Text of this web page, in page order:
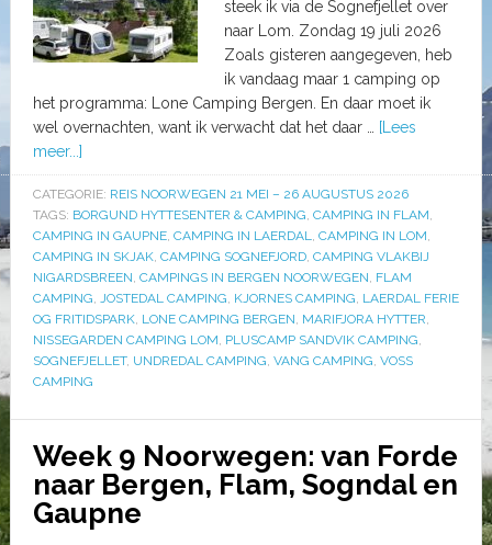
steek ik via de Sognefjellet over
naar Lom. Zondag 19 juli 2026
Zoals gisteren aangegeven, heb
ik vandaag maar 1 camping op
het programma: Lone Camping Bergen. En daar moet ik
wel overnachten, want ik verwacht dat het daar …
[Lees
meer...]
CATEGORIE: REIS NOORWEGEN 21 MEI – 26 AUGUSTUS 2026
TAGS: BORGUND HYTTESENTER & CAMPING, CAMPING IN FLAM,
CAMPING IN GAUPNE, CAMPING IN LAERDAL, CAMPING IN LOM,
CAMPING IN SKJAK, CAMPING SOGNEFJORD, CAMPING VLAKBIJ
NIGARDSBREEN, CAMPINGS IN BERGEN NOORWEGEN, FLAM
CAMPING, JOSTEDAL CAMPING, KJORNES CAMPING, LAERDAL FERIE
OG FRITIDSPARK, LONE CAMPING BERGEN, MARIFJORA HYTTER,
NISSEGARDEN CAMPING LOM, PLUSCAMP SANDVIK CAMPING,
SOGNEFJELLET, UNDREDAL CAMPING, VANG CAMPING, VOSS
CAMPING
Week 9 Noorwegen: van Forde
naar Bergen, Flam, Sogndal en
Gaupne